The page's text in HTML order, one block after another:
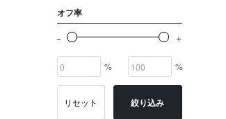
オフ率
% %
リセット 絞り込み